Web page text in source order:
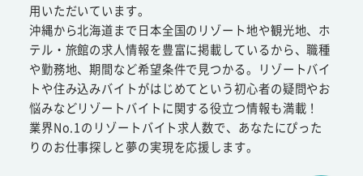
用いただいています。
沖縄から北海道まで日本全国のリゾート地や観光地、ホ
テル・旅館の求人情報を豊富に掲載しているから、職種
や勤務地、期間など希望条件で見つかる。リゾートバイ
トや住み込みバイトがはじめてという初心者の疑問やお
悩みなどリゾートバイトに関する役立つ情報も満載！
業界No.1のリゾートバイト求人数で、あなたにぴった
りのお仕事探しと夢の実現を応援します。